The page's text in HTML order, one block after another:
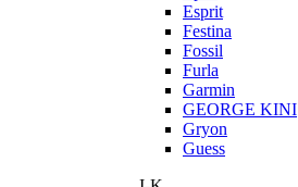
Esprit
Festina
Fossil
Furla
Garmin
GEORGE KINI
Gryon
Guess